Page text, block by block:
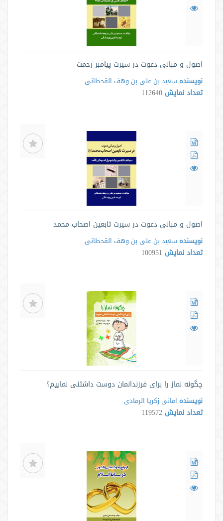
اصول و مبانی دعوت در سیرت پیامبر رحمت
نویسنده سعید بن علی بن وهف القحطانی
تعداد نمایش 112640
اصول و مبانی دعوت در سیرت تابعین اصحاب محمد
نویسنده سعید بن علی بن وهف القحطانی
تعداد نمایش 100951
چگونه نماز را برای فرزندانمان دوست داشتنی نماییم؟
نویسنده امانی زکریا الرمادی
تعداد نمایش 119572